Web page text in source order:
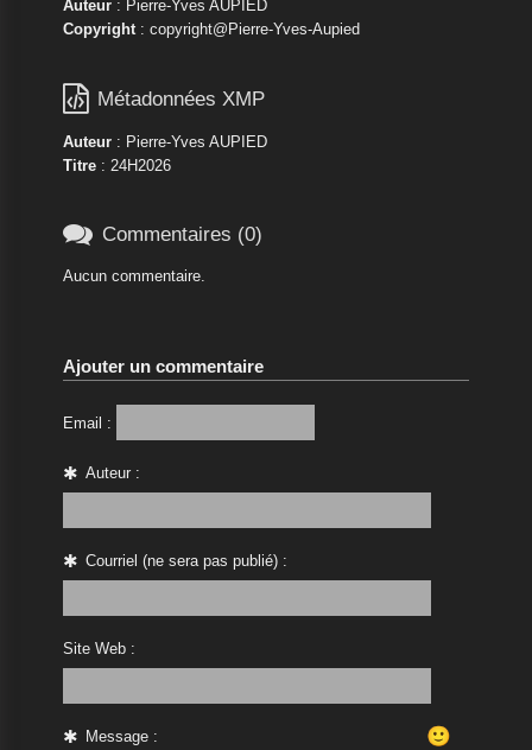
Auteur: Pierre-Yves AUPIED
Copyright: copyright@Pierre-Yves-Aupied
 Métadonnées XMP
Auteur: Pierre-Yves AUPIED
Titre: 24H2026
 Commentaires (0)
Aucun commentaire.
Ajouter un commentaire
Email :
Auteur :
Courriel (ne sera pas publié) :
Site Web :
Message : 🙂